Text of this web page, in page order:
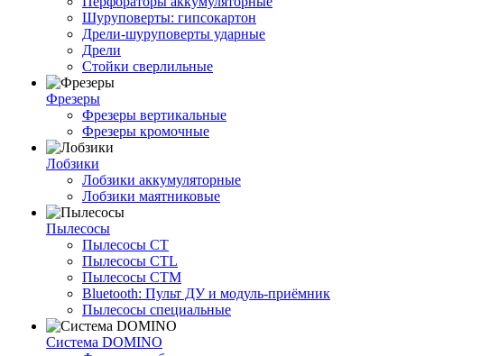
Шуруповерты: гипсокартон
Дрели-шуруповерты ударные
Дрели
Стойки сверлильные
Фрезеры
Фрезеры вертикальные
Фрезеры кромочные
Лобзики
Лобзики аккумуляторные
Лобзики маятниковые
Пылесосы
Пылесосы CT
Пылесосы CTL
Пылесосы CTM
Bluetooth: Пульт ДУ и модуль-приёмник
Пылесосы специальные
Система DOMINO